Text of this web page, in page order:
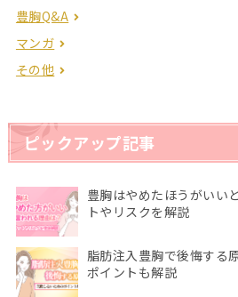
豊胸Q&A
マンガ
その他
ピックアップ記事
豊胸はやめたほうがいい
トやリスクを解説
脂肪注入豊胸で後悔する
ポイントも解説